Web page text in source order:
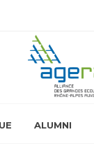
ALUMNI